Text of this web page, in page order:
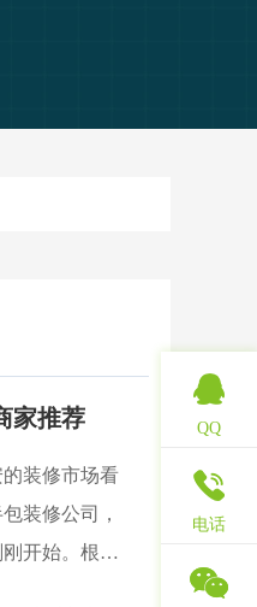
家推荐
装修市场看
装修公司，
开始。根据
QQ
电话